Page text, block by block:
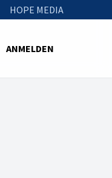
HOPE MEDIA
ANMELDEN